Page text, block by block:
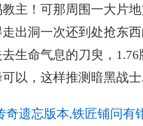
主！可那周围一大片
出洞一次还到处抢东西
生命气息的刀臾，
以，这样推测暗黑战
奇遗忘版本,铁匠铺问有